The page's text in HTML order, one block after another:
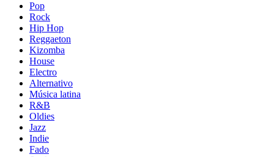
Pop
Rock
Hip Hop
Reggaeton
Kizomba
House
Electro
Alternativo
Música latina
R&B
Oldies
Jazz
Indie
Fado